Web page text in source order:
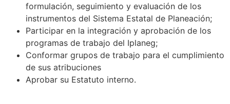
formulación, seguimiento y evaluación de los
instrumentos del Sistema Estatal de Planeación;
Participar en la integración y aprobación de los
programas de trabajo del Iplaneg;
Conformar grupos de trabajo para el cumplimiento
de sus atribuciones
Aprobar su Estatuto interno.